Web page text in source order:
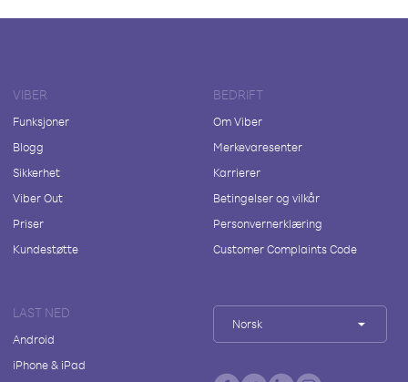
VIBER
Funksjoner
Blogg
Sikkerhet
Viber Out
Priser
Kundestøtte
BEDRIFT
Om Viber
Merkevaresenter
Karrierer
Betingelser og vilkår
Personvernerklæring
Customer Complaints Code
LAST NED
Android
iPhone & iPad
Norsk